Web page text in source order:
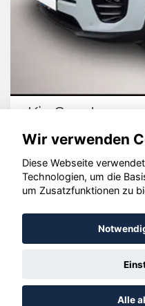
Volvo XC60
©
Wir verwenden
Diese Webseite
Technologien, um die
um Zusatzfunktionen zu
Alle